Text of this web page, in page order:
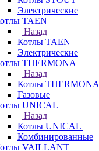
Электрические
TAEN
Назад
Котлы TAEN
Электрические
THERMONA
Назад
Котлы THERMONA
Газовые
UNICAL
Назад
Котлы UNICAL
Комбинированные
VAILLANT